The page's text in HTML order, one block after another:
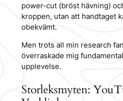
power-cut (bröst hävning)
kroppen, utan att handtaget
obekvämt.
Men trots all min research
överraskade mig
upplevelse.
Storleksmyten: